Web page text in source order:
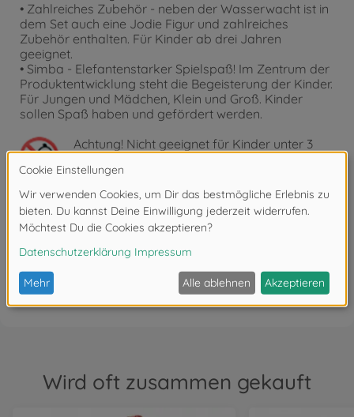
• Zahlreiches Zubehör - neben der Wasserwacht ist in
dem Set auch eine Jodie Figur und zahlreiches
Zubehör enthalten. Für Kinder ab drei Jahren
geeignet.
• Simba - Elefantenstarker Spielspaß! Im Zentrum der
Produktentwicklung steht die Begeisterung der Kinder.
Für Jungen und Mädchen, Klein und Groß. Kinder
sollen Spaß haben und gefördert werden.
Achtung! Nicht geeignet für Kinder unter 3
Bewertungen (3)
FAQ (2)
Wird oft zusammen gekauft